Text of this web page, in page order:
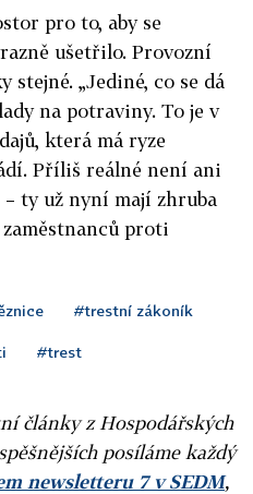
pro to, aby se
ušetřilo. Provozní
stejné. „Jediné, co se dá
na potraviny. To je v
která má ryze
Příliš reálné není ani
ty už nyní mají zhruba
proti
#trestní zákoník
#trest
články z Hospodářských
posíláme každý
newsletteru 7 v SEDM,